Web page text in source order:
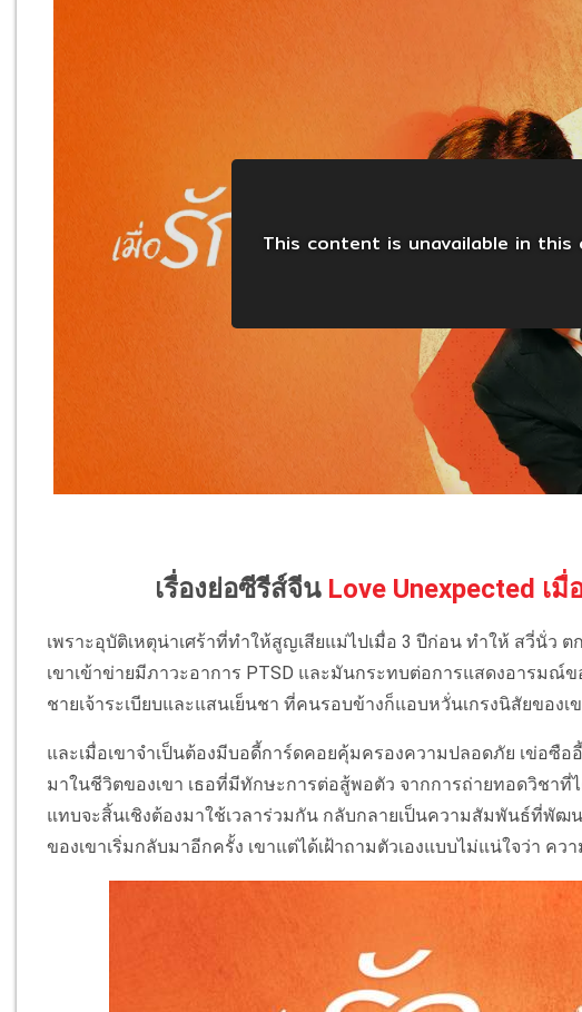
เรื่องย่อซีรีส์จีน Love Unexpected เ
เพราะอุบัติเหตุน่าเศร้าที่ทำให้สูญเสียแม่ไปเมื่อ 3 ปีก่อน ทำให้ สวี่นั่ว
เขาเข้าข่ายมีภาวะอาการ PTSD และมันกระทบต่อการแสดงอารมณ์ข
ชายเจ้าระเบียบและแสนเย็นชา ที่คนรอบข้างก็แอบหวั่นเกรงนิสัยของเ
และเมื่อเขาจำเป็นต้องมีบอดี้การ์ดคอยคุ้มครองความปลอดภัย เข่อซือ
มาในชีวิตของเขา เธอที่มีทักษะการต่อสู้พอตัว จากการถ่ายทอดวิชา
แทบจะสิ้นเชิงต้องมาใช้เวลาร่วมกัน กลับกลายเป็นความสัมพันธ์ที่พั
ของเขาเริ่มกลับมาอีกครั้ง เขาแต่ได้เฝ้าถามตัวเองแบบไม่แน่ใจว่า ค